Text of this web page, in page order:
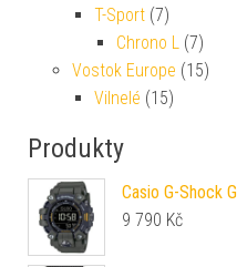
T-Sport (7)
Chrono L (7)
Vostok Europe (15)
Vilnelé (15)
Produkty
Casio G-Shock
9 790 Kč